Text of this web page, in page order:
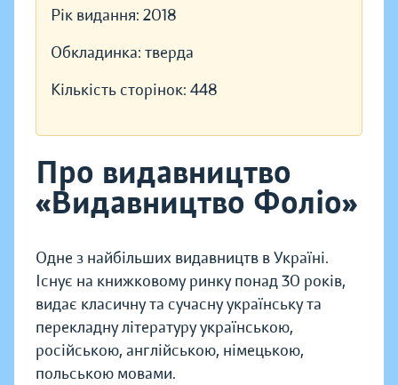
Рік видання: 2018
Обкладинка: тверда
Кількість сторінок: 448
Про видавництво
«Видавництво Фоліо»
Одне з найбільших видавництв в Україні.
Існує на книжковому ринку понад 30 років,
видає класичну та сучасну українську та
перекладну літературу українською,
російською, англійською, німецькою,
польською мовами.